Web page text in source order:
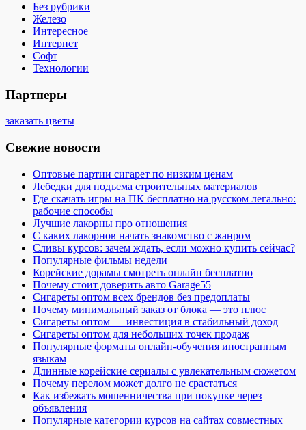
Без рубрики
Железо
Интересное
Интернет
Софт
Технологии
Партнеры
заказать цветы
Свежие новости
Оптовые партии сигарет по низким ценам
Лебедки для подъема строительных материалов
Где скачать игры на ПК бесплатно на русском легально:
рабочие способы
Лучшие лакорны про отношения
С каких лакорнов начать знакомство с жанром
Сливы курсов: зачем ждать, если можно купить сейчас?
Популярные фильмы недели
Корейские дорамы смотреть онлайн бесплатно
Почему стоит доверить авто Garage55
Сигареты оптом всех брендов без предоплаты
Почему минимальный заказ от блока — это плюс
Сигареты оптом — инвестиция в стабильный доход
Сигареты оптом для небольших точек продаж
Популярные форматы онлайн-обучения иностранным
языкам
Длинные корейские сериалы с увлекательным сюжетом
Почему перелом может долго не срастаться
Как избежать мошенничества при покупке через
объявления
Популярные категории курсов на сайтах совместных